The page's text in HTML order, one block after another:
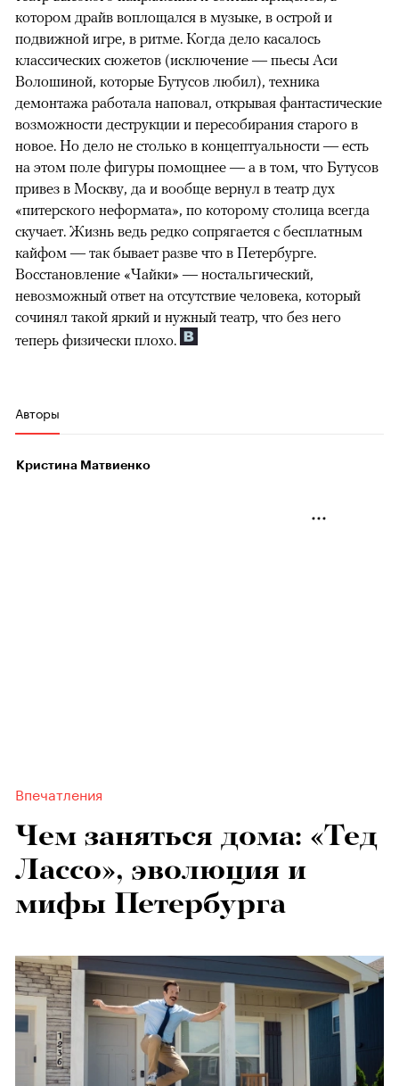
котором драйв воплощался в музыке, в острой и
подвижной игре, в ритме. Когда дело касалось
классических сюжетов (исключение — пьесы Аси
Волошиной, которые Бутусов любил), техника
демонтажа работала наповал, открывая фантастические
возможности деструкции и пересобирания старого в
новое. Но дело не столько в концептуальности — есть
на этом поле фигуры помощнее — а в том, что Бутусов
привез в Москву, да и вообще вернул в театр дух
«питерского неформата», по которому столица всегда
скучает. Жизнь ведь редко сопрягается с бесплатным
кайфом — так бывает разве что в Петербурге.
Восстановление «Чайки» — ностальгический,
невозможный ответ на отсутствие человека, который
сочинял такой яркий и нужный театр, что без него
теперь физически плохо.
Авторы
Кристина Матвиенко
Впечатления
Чем заняться дома: «Тед
Лассо», эволюция и
мифы Петербурга